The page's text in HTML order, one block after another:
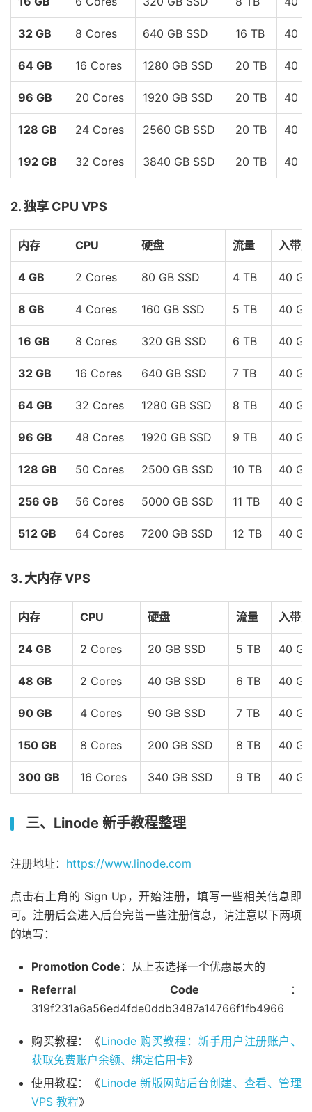
32 GB 8 Cores 640 GB SSD 16 TB 40
64 GB 16 Cores 1280 GB SSD 20 TB 40
96 GB 20 Cores 1920 GB SSD 20 TB 40
128 GB 24 Cores 2560 GB SSD 20 TB 40
192 GB 32 Cores 3840 GB SSD 20 TB 40
2. 独享 CPU VPS
内存 CPU 硬盘 流量 入带宽
4 GB 2 Cores 80 GB SSD 4 TB 40
8 GB 4 Cores 160 GB SSD 5 TB 40
16 GB 8 Cores 320 GB SSD 6 TB 40
32 GB 16 Cores 640 GB SSD 7 TB 40
64 GB 32 Cores 1280 GB SSD 8 TB 40
96 GB 48 Cores 1920 GB SSD 9 TB 40
128 GB 50 Cores 2500 GB SSD 10 TB 40
256 GB 56 Cores 5000 GB SSD 11 TB 40
512 GB 64 Cores 7200 GB SSD 12 TB 40
3. 大内存 VPS
内存 CPU 硬盘 流量 入带宽
24 GB 2 Cores 20 GB SSD 5 TB 40
48 GB 2 Cores 40 GB SSD 6 TB 40
90 GB 4 Cores 90 GB SSD 7 TB 40
150 GB 8 Cores 200 GB SSD 8 TB 40
300 GB 16 Cores 340 GB SSD 9 TB 40
三、Linode 新手教程整理
注册地址： https://www.linode.com
点击右上角的 Sign Up，开始注册，填写一些相关信息即
可。注册后会进入后台完善一些注册信息，请注意以下两项
的填写：
Promotion Code ：从上表选择一个优惠最大的
Referral Code ：
319f231a6a56ed4fde0ddb3487a14766f1fb4966
购买教程：《Linode 购买教程：新手用户注册账户、
获取免费账户余额、绑定信用卡》
使用教程：《Linode 新版网站后台创建、查看、管理
VPS 教程》